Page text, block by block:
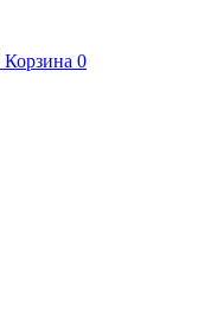
Корзина 0